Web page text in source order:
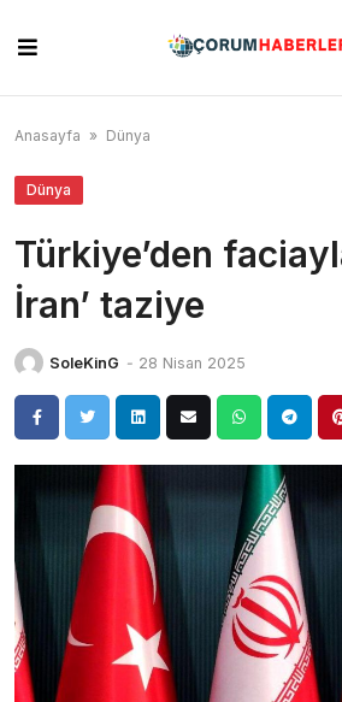
content
Anasayfa » Dünya
Dünya
Türkiye’den
İran’ taziye
SoleKinG - 28 Nisan 2025